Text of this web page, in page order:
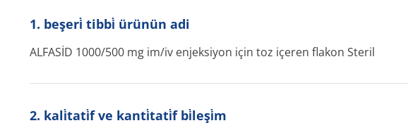
1. beşeri̇ tibbi̇ ürünün adi
ALFASİD 1000/500 mg im/iv enjeksiyon için toz içeren flakon Steril
2. kali̇tati̇f ve kanti̇tati̇f bi̇leşi̇m